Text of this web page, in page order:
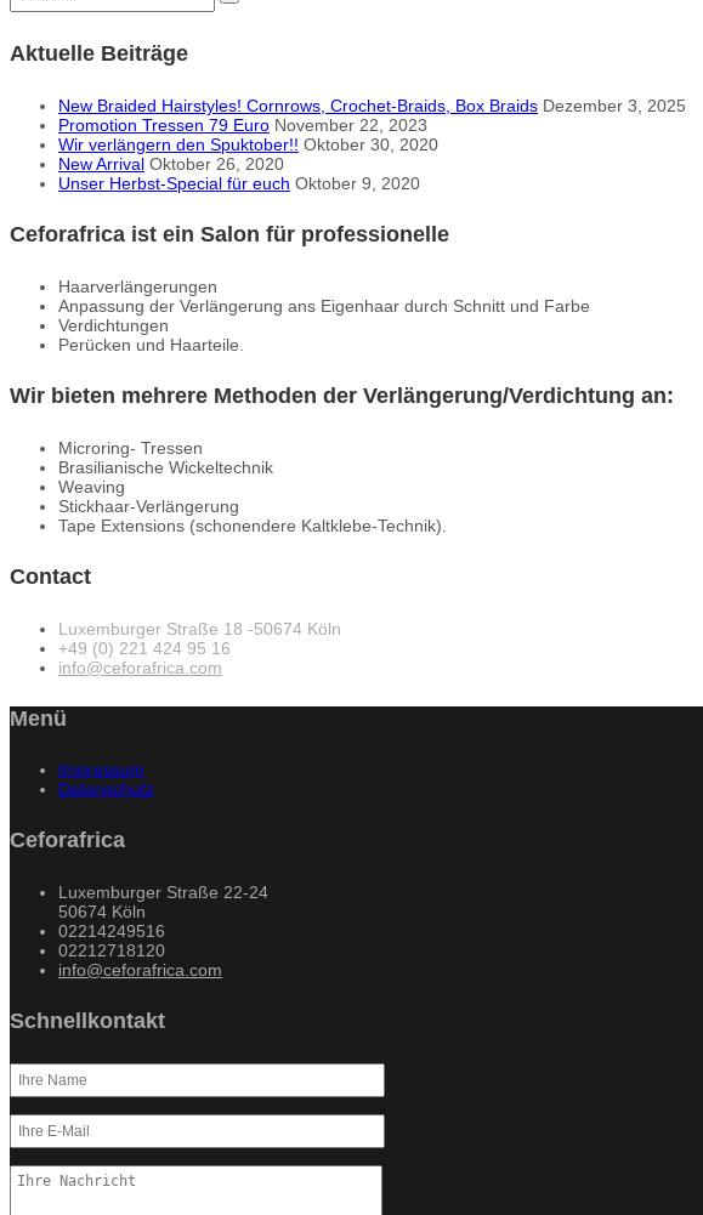
Aktuelle Beiträge
New Braided Hairstyles! Cornrows, Crochet-Braids, Box Braids Dezember 3, 2025
Promotion Tressen 79 Euro November 22, 2023
Wir verlängern den Spuktober!! Oktober 30, 2020
New Arrival Oktober 26, 2020
Unser Herbst-Special für euch Oktober 9, 2020
Ceforafrica ist ein Salon für professionelle
Haarverlängerungen
Anpassung der Verlängerung ans Eigenhaar durch Schnitt und Farbe
Verdichtungen
Perücken und Haarteile.
Wir bieten mehrere Methoden der Verlängerung/Verdichtung an:
Microring- Tressen
Brasilianische Wickeltechnik
Weaving
Stickhaar-Verlängerung
Tape Extensions (schonendere Kaltklebe-Technik).
Contact
Luxemburger Straße 18 -50674 Köln
+49 (0) 221 424 95 16
info@ceforafrica.com
Menü
Impressum
Datenschutz
Ceforafrica
Luxemburger Straße 22-24
50674 Köln
02214249516
02212718120
info@ceforafrica.com
Schnellkontakt